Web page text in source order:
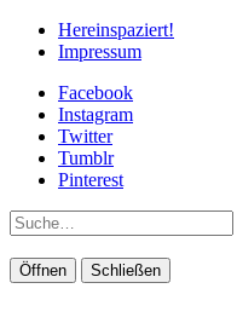
Hereinspaziert!
Impressum
Facebook
Instagram
Twitter
Tumblr
Pinterest
Suche
Öffnen Schließen